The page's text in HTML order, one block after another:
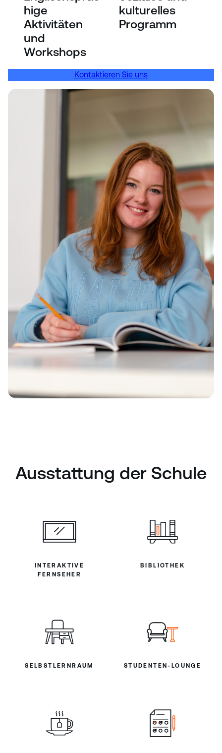
hige
Aktivitäten
und
Workshops
kulturelles
Programm
Kontaktieren Sie uns
Ausstattung der Schule
INTERAKTIVE
FERNSEHER
BIBLIOTHEK
SELBSTLERNRAUM STUDENTEN-LOUNGE